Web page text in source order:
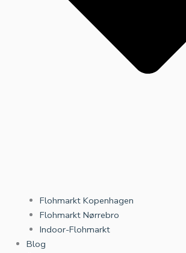
Flohmarkt Kopenhagen
Flohmarkt Nørrebro
Indoor-Flohmarkt
Blog